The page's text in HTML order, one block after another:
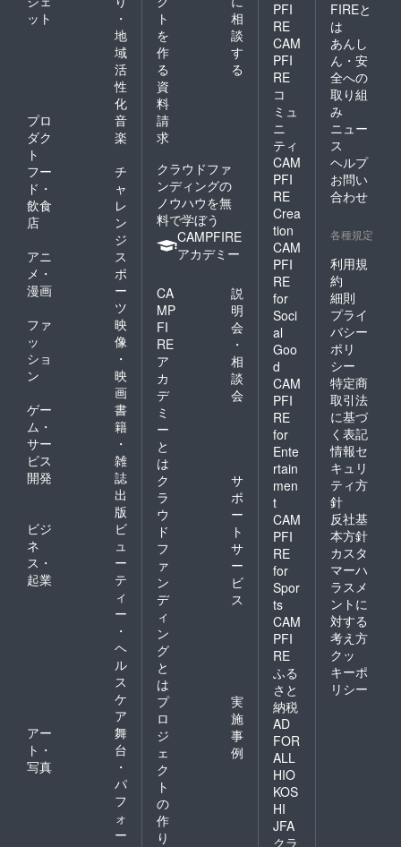
ット
・
地
域
活
性
化
プロ
ダク
ト
音
楽
フー
ド・
飲食
店
チ
ャ
レ
ン
ジ
アニ
メ・
漫画
ス
ポ
ー
ツ
ファ
ッ
ショ
ン
映
像
・
映
画
ゲー
ム・
サー
ビス
開発
書
籍
・
雑
誌
出
版
ビジ
ネ
ス・
起業
ビ
ュ
ー
テ
ィ
ー
・
ヘ
ル
ス
ケ
ア
アー
ト・
写真
舞
台
・
パ
フ
ォ
ー
ト
を
作
る
相
談
す
る
資
料
請
求
クラウドファ
ンディングの
ノウハウを無
料で学ぼう
CAMPFIRE
アカデミー
CA
MP
FI
RE
ア
カ
デ
ミ
ー
と
は
説
明
会
・
相
談
会
ク
ラ
ウ
ド
フ
ァ
ン
デ
ィ
ン
グ
と
は
サ
ポ
ー
ト
サ
ー
ビ
ス
プ
ロ
ジ
ェ
ク
ト
の
作
り
実
施
事
例
PFI
RE
CAM
PFI
RE
コ
ミュ
ニ
ティ
CAM
PFI
RE
Crea
tion
CAM
PFI
RE
for
Soci
al
Goo
d
CAM
PFI
RE
for
Ente
rtain
men
t
CAM
PFI
RE
for
Spor
ts
CAM
PFI
RE
ふる
さと
納税
AD
FOR
ALL
HIO
KOS
HI
JFA
クラ
FIREと
は
あんし
ん・安
全への
取り組
み
ニュー
ス
ヘルプ
お問い
合わせ
各種規定
利用規
約
細則
プライ
バシー
ポリ
シー
特定商
取引法
に基づ
く表記
情報セ
キュリ
ティ方
針
反社基
本方針
カスタ
マーハ
ラスメ
ントに
対する
考え方
クッ
キーポ
リシー